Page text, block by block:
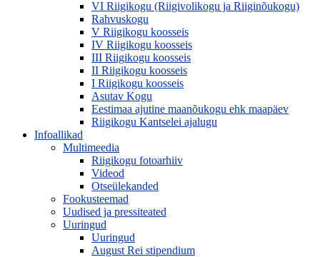
VI Riigikogu (Riigivolikogu ja Riiginõukogu)
Rahvuskogu
V Riigikogu koosseis
IV Riigikogu koosseis
III Riigikogu koosseis
II Riigikogu koosseis
I Riigikogu koosseis
Asutav Kogu
Eestimaa ajutine maanõukogu ehk maapäev
Riigikogu Kantselei ajalugu
Infoallikad
Multimeedia
Riigikogu fotoarhiiv
Videod
Otseülekanded
Fookusteemad
Uudised ja pressiteated
Uuringud
Uuringud
August Rei stipendium